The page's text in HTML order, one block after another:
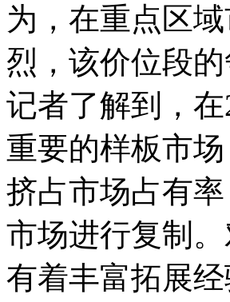
为，在重点区
烈，该价位段
记者了解到，
重要的样板市
挤占市场占有
市场进行复制
有着丰富拓展